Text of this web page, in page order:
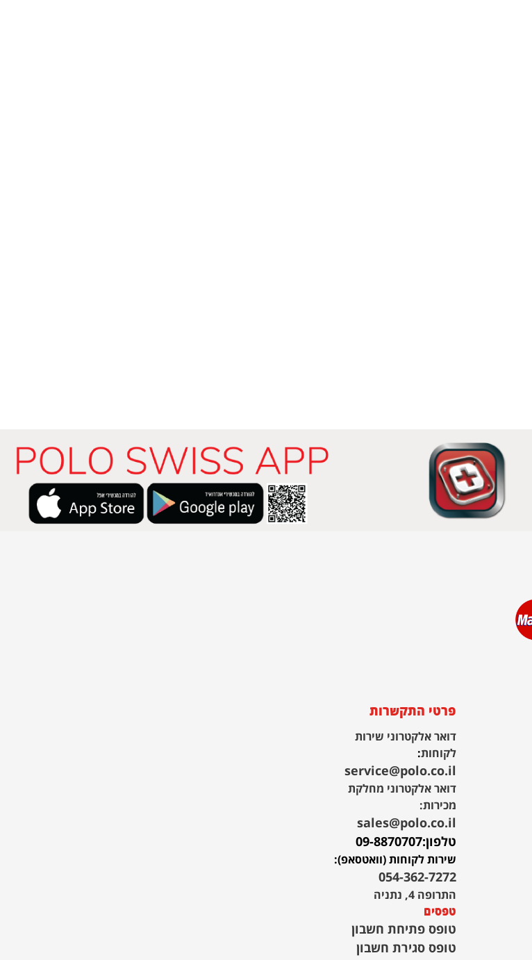
פרטי התקשרות
דואר אלקטרוני שירות
לקוחות:
service@polo.co.il
דואר אלקטרוני מחלקת
מכירות:
sales@polo.co.il
טלפון:09-8870707
שירות לקוחות (וואטסאפ):
054-362-7272
התרופה 4, נתניה
טפסים
טופס פתיחת חשבון
טופס סגירת חשבון